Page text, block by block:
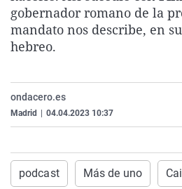
gobernador romano de la
mandato nos describe, en
hebreo.
ondacero.es
Madrid 04.04.2023 10:37
podcast Más de uno